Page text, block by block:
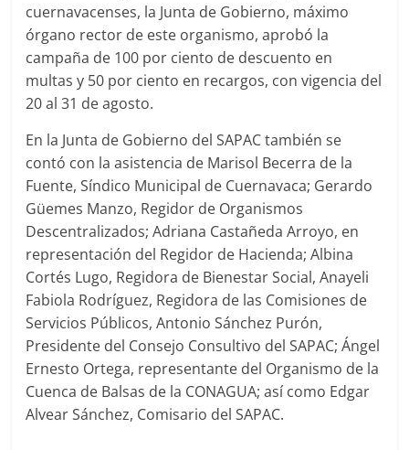
cuernavacenses, la Junta de Gobierno, máximo
órgano rector de este organismo, aprobó la
campaña de 100 por ciento de descuento en
multas y 50 por ciento en recargos, con vigencia del
20 al 31 de agosto.
En la Junta de Gobierno del SAPAC también se
contó con la asistencia de Marisol Becerra de la
Fuente, Síndico Municipal de Cuernavaca; Gerardo
Güemes Manzo, Regidor de Organismos
Descentralizados; Adriana Castañeda Arroyo, en
representación del Regidor de Hacienda; Albina
Cortés Lugo, Regidora de Bienestar Social, Anayeli
Fabiola Rodríguez, Regidora de las Comisiones de
Servicios Públicos, Antonio Sánchez Purón,
Presidente del Consejo Consultivo del SAPAC; Ángel
Ernesto Ortega, representante del Organismo de la
Cuenca de Balsas de la CONAGUA; así como Edgar
Alvear Sánchez, Comisario del SAPAC.